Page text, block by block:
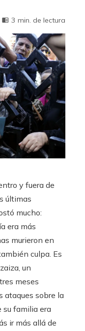
3 min. de lectura
y fuera de
últimas
mucho:
era más
murieron en
culpa. Es
un
meses
ataques sobre la
su familia era
ir más allá de